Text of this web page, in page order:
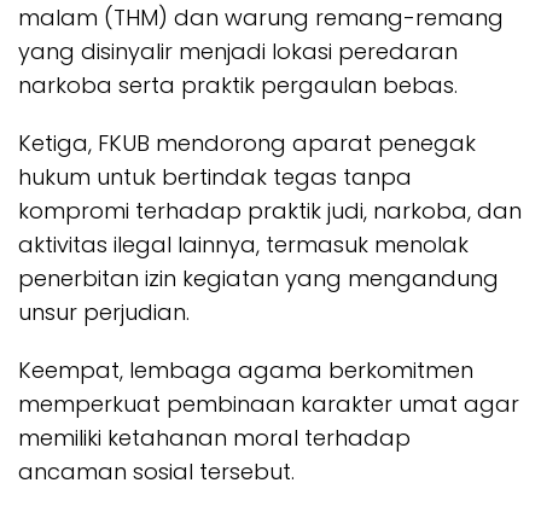
malam (THM) dan warung remang-remang
yang disinyalir menjadi lokasi peredaran
narkoba serta praktik pergaulan bebas.
Ketiga, FKUB mendorong aparat penegak
hukum untuk bertindak tegas tanpa
kompromi terhadap praktik judi, narkoba, dan
aktivitas ilegal lainnya, termasuk menolak
penerbitan izin kegiatan yang mengandung
unsur perjudian.
Keempat, lembaga agama berkomitmen
memperkuat pembinaan karakter umat agar
memiliki ketahanan moral terhadap
ancaman sosial tersebut.